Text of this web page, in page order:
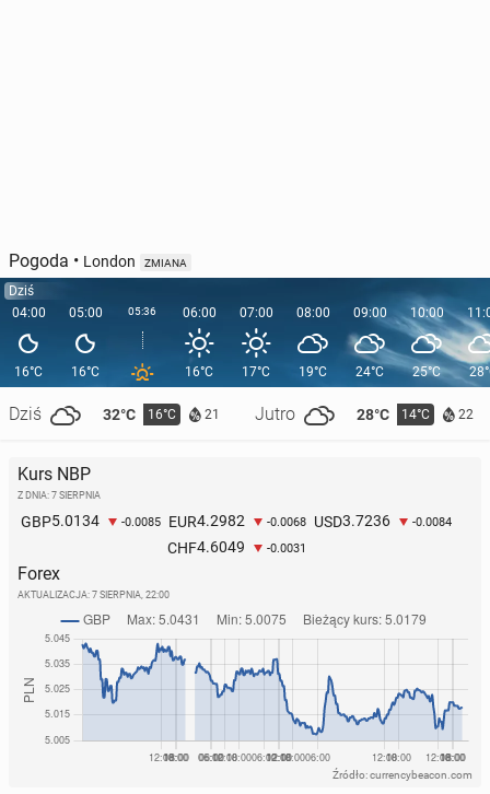
Pogoda • London ZMIANA
Dziś
04:00
16°C
Dziś 32°C 16°C 21 Jutro 28°C 14°C 22
05:00
16°C
05:36 06:00
16°C
07:00
17°C
08:00
19°C
09:00
24°C
10:00
25°C
Kurs NBP
Z DNIA: 7 SIERPNIA
GBP5.0134 -0.0085 EUR4.2982 -0.0068 USD3.7236 -0.0084
CHF4.6049 -0.0031
Forex
AKTUALIZACJA: 7 SIERPNIA, 22:00
Źródło: currencybeacon.com